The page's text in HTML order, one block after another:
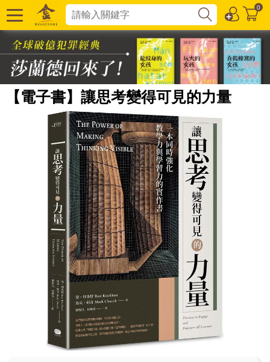
0
【電子書】讓思考變得可見的力量